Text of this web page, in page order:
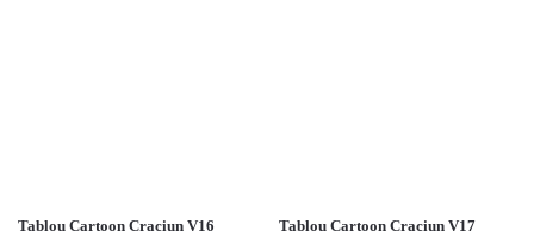
Tablou Cartoon Craciun V16 Tablou Cartoon Craciun V17